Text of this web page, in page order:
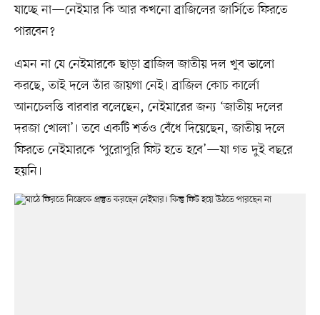
যাচ্ছে না—নেইমার কি আর কখনো ব্রাজিলের জার্সিতে ফিরতে
পারবেন?
এমন না যে নেইমারকে ছাড়া ব্রাজিল জাতীয় দল খুব ভালো
করছে, তাই দলে তাঁর জায়গা নেই। ব্রাজিল কোচ কার্লো
আনচেলত্তি বারবার বলেছেন, নেইমারের জন্য ‘জাতীয় দলের
দরজা খোলা’। তবে একটি শর্তও বেঁধে দিয়েছেন, জাতীয় দলে
ফিরতে নেইমারকে ‘পুরোপুরি ফিট হতে হবে’—যা গত দুই বছরে
হয়নি।